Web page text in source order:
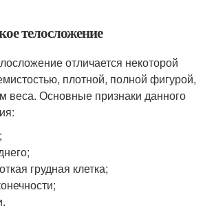
телосложение
отличается некоторой
плотной, полной фигурой,
веса. Основные признаки данного
грудная клетка;